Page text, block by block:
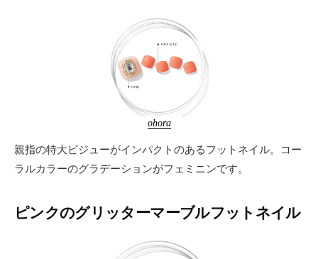
ohora
親指の特大ビジューがインパクトのあるフットネイル。コー
ラルカラーのグラデーションがフェミニンです。
ピンクのグリッターマーブルフットネイル